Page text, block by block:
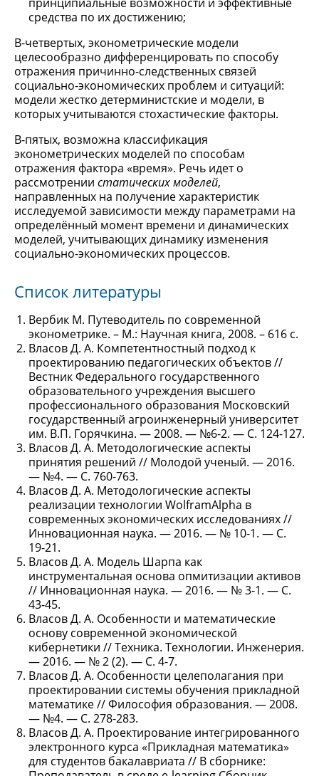
средства по их достижению;
В-четвертых, эконометрические модели
целесообразно дифференцировать по способу
отражения причинно-следственных связей
социально-экономических проблем и ситуаций:
модели жестко детерминистские и модели, в
которых учитываются стохастические факторы.
В-пятых, возможна классификация
эконометрических моделей по способам
отражения фактора «время». Речь идет о
рассмотрении статических моделей,
направленных на получение характеристик
исследуемой зависимости между параметрами на
определённый момент времени и динамических
моделей, учитывающих динамику изменения
социально-экономических процессов.
Список литературы
Вербик М. Путеводитель по современной
эконометрике. – М.: Научная книга, 2008. – 616 с.
Власов Д. А. Компетентностный подход к
проектированию педагогических объектов //
Вестник Федерального государственного
образовательного учреждения высшего
профессионального образования Московский
государственный агроинженерный университет
им. В.П. Горячкина. — 2008. — №6-2. — С. 124-127.
Власов Д. А. Методологические аспекты
принятия решений // Молодой ученый. — 2016.
— №4. — С. 760-763.
Власов Д. А. Методологические аспекты
реализации технологии WolframAlpha в
современных экономических исследованиях //
Инновационная наука. — 2016. — № 10-1. — С.
19-21.
Власов Д. А. Модель Шарпа как
инструментальная основа опмитизации активов
// Инновационная наука. — 2016. — № 3-1. — С.
43-45.
Власов Д. А. Особенности и математические
основу современной экономической
кибернетики // Техника. Технологии. Инженерия.
— 2016. — № 2 (2). — С. 4-7.
Власов Д. А. Особенности целеполагания при
проектировании системы обучения прикладной
математике // Философия образования. — 2008.
— №4. — С. 278-283.
Власов Д. А. Проектирование интегрированного
электронного курса «Прикладная математика»
для студентов бакалавриата // В сборнике: